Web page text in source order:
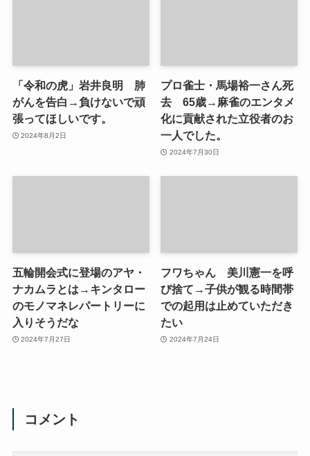
「令和の虎」岩井良明 肺
がんを告白→負けないで頑
張ってほしいです。
2024年8月2日
プロ雀士・馬場裕一さん死
去 65歳→麻雀のエンタメ
化に貢献された立役者のお
一人でした。
2024年7月30日
五輪開会式に登場のアヤ・
ナカムラとは→キンタロー
のモノマネレパートリーに
入りそうだな
2024年7月27日
フワちゃん 美川憲一を呼
び捨て→子供が観る時間帯
での起用は止めていただき
たい
2024年7月24日
コメント